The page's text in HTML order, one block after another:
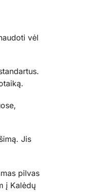
vėl
Jis
pilvas
į Kalėdų